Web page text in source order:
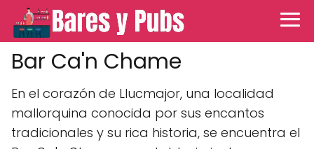
Bar Ca'n Chame
En el corazón de Llucmajor, una localidad
mallorquina conocida por sus encantos
tradicionales y su rica historia, se encuentra el